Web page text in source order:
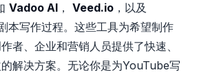
Vadoo AI ， Veed.io ，以及
本写作过程。这些工具为希望制作
者、企业和营销人员提供了快速、
解决方案。无论你是为YouTube写